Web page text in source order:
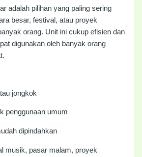
adalah pilihan yang paling sering
besar, festival, atau proyek
orang. Unit ini cukup efisien dan
digunakan oleh banyak orang
jongkok
penggunaan umum
dipindahkan
musik, pasar malam, proyek